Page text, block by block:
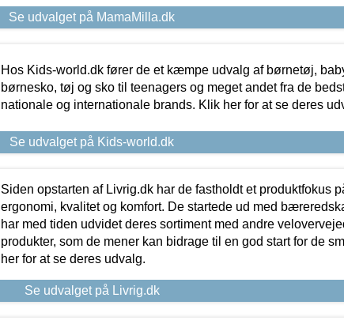
Se udvalget på MamaMilla.dk
Hos Kids-world.dk fører de et kæmpe udvalg af børnetøj,
børnesko, tøj og sko til teenagers og meget andet fra de
nationale og internationale brands. Klik her for at se deres
Se udvalget på Kids-world.dk
Siden opstarten af Livrig.dk har de fastholdt et produktfokus
ergonomi, kvalitet og komfort. De startede ud med
har med tiden udvidet deres sortiment med andre
produkter, som de mener kan bidrage til en god start for de
her for at se deres udvalg.
Se udvalget på Livrig.dk